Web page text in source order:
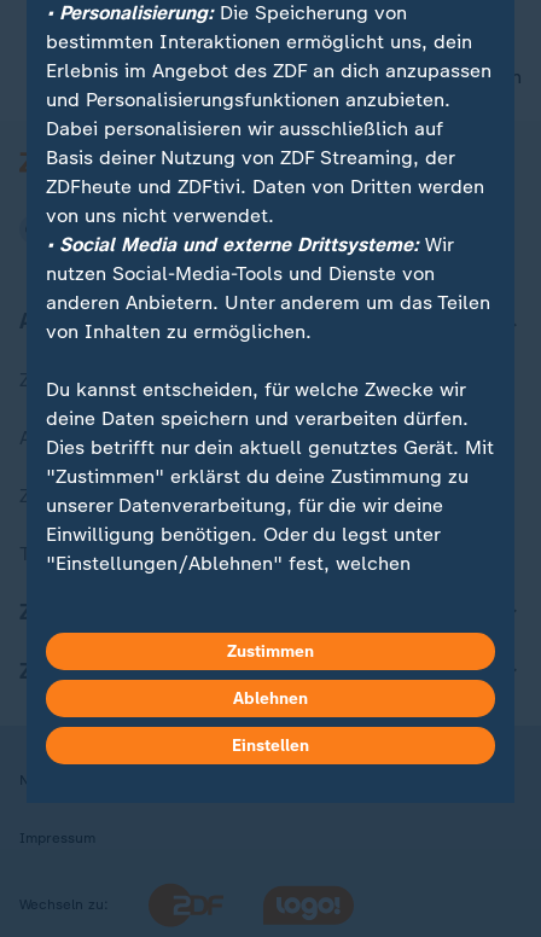
nach oben
Aktuell bei ZDFheute
Zuletzt veröffentlicht
Aktuelle Sendungs-Videos
ZDFheute Stories
Themen im Überblick
ZDFheute Apps
Nutzungsbedingungen
Impressum
Wechseln zu:
• Personalisierung:Die Speicherung von
bestimmten Interaktionen ermöglicht uns, dein
Erlebnis im Angebot des ZDF an dich anzupassen
und Personalisierungsfunktionen anzubieten.
Dabei personalisieren wir ausschließlich auf
Basis deiner Nutzung von ZDF Streaming, der
ZDFheute und ZDFtivi. Daten von Dritten werden
von uns nicht verwendet.
• Social Media und externe Drittsysteme:Wir
nutzen Social-Media-Tools und Dienste von
anderen Anbietern. Unter anderem um das Teilen
von Inhalten zu ermöglichen.
Du kannst entscheiden, für welche Zwecke wir
deine Daten speichern und verarbeiten dürfen.
Dies betrifft nur dein aktuell genutztes Gerät. Mit
"Zustimmen" erklärst du deine Zustimmung zu
unserer Datenverarbeitung, für die wir deine
Einwilligung benötigen. Oder du legst unter
"Einstellungen/Ablehnen" fest, welchen
kannst du jederzeit mit Wirkung für die Zukunft
in deinen Einstellungen widerrufen oder ändern.
Hier findest du das Impressum.
Weitere Informationen findest du in unserer
Zustimmen
Ablehnen
Einstellen